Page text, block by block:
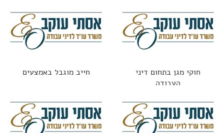
חוקי מגן בתחום דיני
העבודה
חייב מוגבל באמצעים